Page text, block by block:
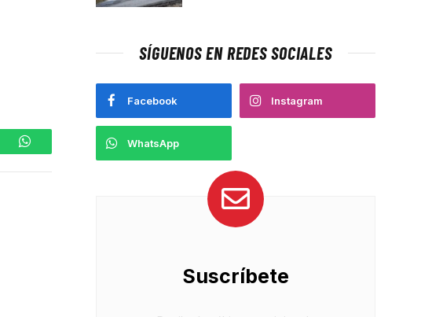
WhatsApp
SÍGUENOS EN REDES SOCIALES
Facebook Instagram
WhatsApp
Suscríbete